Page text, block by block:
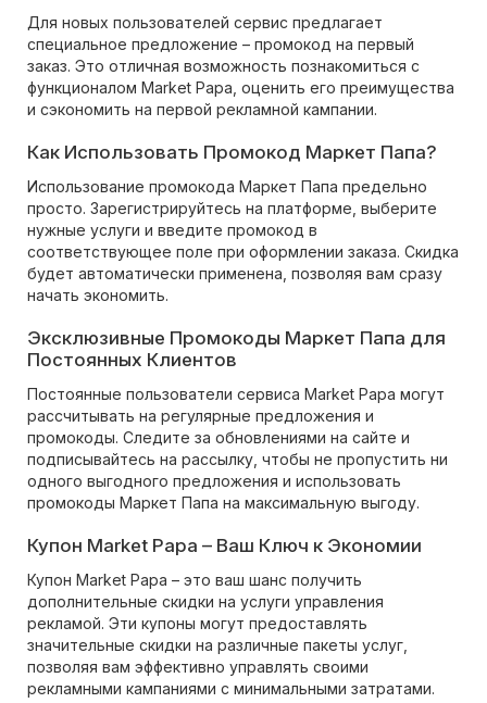
Для новых пользователей сервис предлагает
специальное предложение – промокод на первый
заказ. Это отличная возможность познакомиться с
функционалом Market Papa, оценить его преимущества
и сэкономить на первой рекламной кампании.
Как Использовать Промокод Маркет Папа?
Использование промокода Маркет Папа предельно
просто. Зарегистрируйтесь на платформе, выберите
нужные услуги и введите промокод в
соответствующее поле при оформлении заказа. Скидка
будет автоматически применена, позволяя вам сразу
начать экономить.
Эксклюзивные Промокоды Маркет Папа для
Постоянных Клиентов
Постоянные пользователи сервиса Market Papa могут
рассчитывать на регулярные предложения и
промокоды. Следите за обновлениями на сайте и
подписывайтесь на рассылку, чтобы не пропустить ни
одного выгодного предложения и использовать
промокоды Маркет Папа на максимальную выгоду.
Купон Market Papa – Ваш Ключ к Экономии
Купон Market Papa – это ваш шанс получить
дополнительные скидки на услуги управления
рекламой. Эти купоны могут предоставлять
значительные скидки на различные пакеты услуг,
позволяя вам эффективно управлять своими
рекламными кампаниями с минимальными затратами.